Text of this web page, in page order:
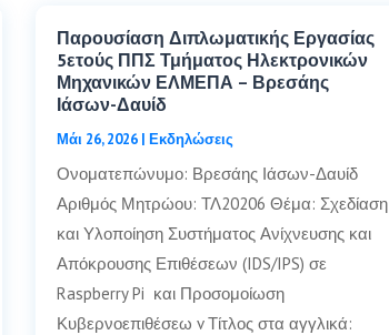
Παρουσίαση Διπλωματικής Εργασίας
5ετούς ΠΠΣ Τμήματος Ηλεκτρονικών
Μηχανικών ΕΛΜΕΠΑ – Βρεσάης
Ιάσων-Δαυίδ
Μάι 26, 2026| Εκδηλώσεις
Ονοματεπώνυμο: Βρεσάης Ιάσων-Δαυίδ
Αριθμός Μητρώου: ΤΛ20206 Θέμα: Σχεδίαση
και Υλοποίηση Συστήματος Ανίχνευσης και
Απόκρουσης Επιθέσεων (IDS/IPS) σε
Raspberry Pi και Προσομοίωση
Κυβερνοεπιθέσεω v Τίτλος στα αγγλικά: